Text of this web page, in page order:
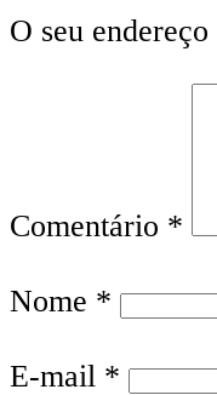
O seu
Comentário *
Nome *
E-mail *